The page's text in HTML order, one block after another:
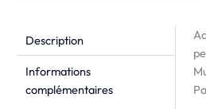
Description
Informations
complémentaires